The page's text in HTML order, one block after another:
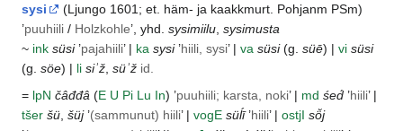
sysi (Ljungo 1601; et. häm- ja kaakkmurt. Pohjanm PSm)
’puuhiili / Holzkohle’, yhd. sysimiilu sysimusta
~ ink süsi’pajahiili’ | ka sysi’hiili, sysi’ | va süsi(g. süē) | vi süsi
(g. söe) | li siʾž süʾž id.
= lpN čâđđâ (E U Pi Lu In) ’puuhiili; karsta, noki’ | md śed́ ’hiili’ |
tšer šü šüj’(sammunut) hiili’ | vogE süĺī’hiili’ | ostjI sö̆j